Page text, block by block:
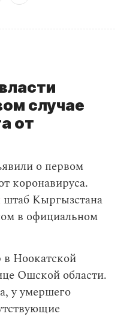
случае
от
о первом
коронавируса.
штаб Кыргызстана
в официальном
Ноокатской
Ошской области.
у умершего